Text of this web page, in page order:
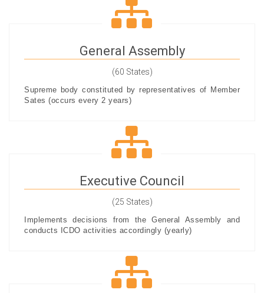
General Assembly
(60 States)
Supreme body constituted by representatives of Member
Sates (occurs every 2 years)
Executive Council
(25 States)
Implements decisions from the General Assembly and
conducts ICDO activities accordingly (yearly)